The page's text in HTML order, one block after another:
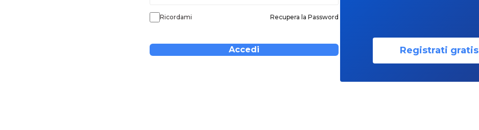
Ricordami Recupera la Password
Accedi Registrati gratis